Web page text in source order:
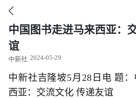

中国图书走进马来西亚：
谊
中新社 2024-05-29
中新社吉隆坡5月28日电 题
西亚：交流文化 传递友谊